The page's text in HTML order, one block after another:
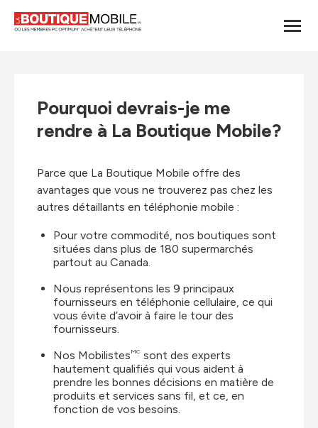
Pourquoi devrais-je me
rendre à La Boutique Mobile?
Parce que La Boutique Mobile offre des
avantages que vous ne trouverez pas chez les
autres détaillants en téléphonie mobile :
Pour votre commodité, nos boutiques sont
situées dans plus de 180 supermarchés
partout au Canada.
Nous représentons les 9 principaux
fournisseurs en téléphonie cellulaire, ce qui
vous évite d’avoir à faire le tour des
fournisseurs.
Nos Mobilistes MC sont des experts
hautement qualifiés qui vous aident à
prendre les bonnes décisions en matière de
produits et services sans fil, et ce, en
fonction de vos besoins.